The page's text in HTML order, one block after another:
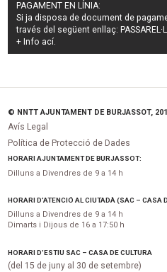
PAGAMENT EN LÍNIA:
Si ja disposa de document de
través del següent enllaç:
+ Info ací.
© NNTT AJUNTAMENT DE BURJASSOT,
Avís Legal
Política de Protecció de Dades
HORARI AJUNTAMENT DE BURJASSOT:
Dilluns a Divendres de 9 a 14 h
HORARI D’ATENCIÓ AL CIUTADÀ (SAC – CASA
Dilluns a Divendres de 9 a 14 h
Dimarts i Dijous de 16 a 17:50 h
HORARI D’ESTIU SAC – CASA DE CULTURA
(del 15 de juny al 30 de setembre)